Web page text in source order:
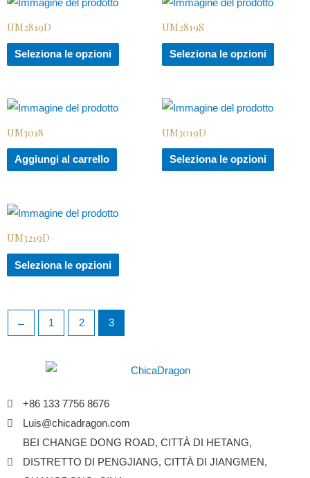
UM2819D
Seleziona le opzioni
UM2819S
Seleziona le opzioni
UM3018
Aggiungi al carrello
UM3019D
Seleziona le opzioni
UM3219D
Seleziona le opzioni
← 1 2 3
+86 133 7756 8676
Luis@chicadragon.com
BEI CHANGE DONG ROAD, CITTÀ DI HETANG,
DISTRETTO DI PENGJIANG, CITTÀ DI JIANGMEN,